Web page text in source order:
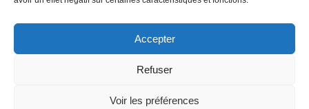
Accepter
Refuser
Voir les préférences
67000 STRASBOURG
2016 Commune de Breuschwickersheim - Réalisation